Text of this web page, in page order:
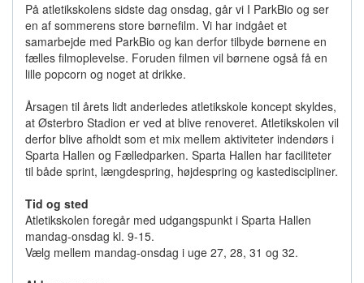
På atletikskolens sidste dag onsdag, går vi I ParkBio og ser
en af sommerens store børnefilm. Vi har indgået et
samarbejde med ParkBio og kan derfor tilbyde børnene en
fælles filmoplevelse. Foruden filmen vil børnene også få en
lille popcorn og noget at drikke.
Årsagen til årets lidt anderledes atletikskole koncept skyldes,
at Østerbro Stadion er ved at blive renoveret. Atletikskolen vil
derfor blive afholdt som et mix mellem aktiviteter indendørs i
Sparta Hallen og Fælledparken. Sparta Hallen har faciliteter
til både sprint, længdespring, højdespring og kastediscipliner.
Tid og sted
Atletikskolen foregår med udgangspunkt i Sparta Hallen
mandag-onsdag kl. 9-15.
Vælg mellem mandag-onsdag i uge 27, 28, 31 og 32.